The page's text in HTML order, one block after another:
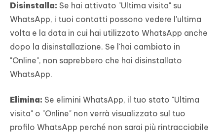
Disinstalla: Se hai attivato "Ultima visita" su
WhatsApp, i tuoi contatti possono vedere l'ultima
volta e la data in cui hai utilizzato WhatsApp anche
dopo la disinstallazione. Se l'hai cambiato in
"Online", non saprebbero che hai disinstallato
WhatsApp.
Elimina: Se elimini WhatsApp, il tuo stato "Ultima
visita" o "Online" non verrà visualizzato sul tuo
profilo WhatsApp perché non sarai più rintracciabile